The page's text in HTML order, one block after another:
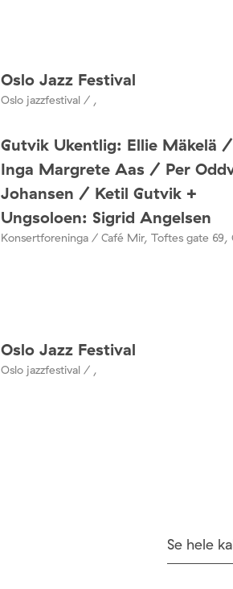
Oslo Jazz Festival
Oslo jazzfestival / ,
Gutvik Ukentlig: Ellie Mäkelä /
Inga Margrete Aas / Per
Johansen / Ketil Gutvik +
Ungsoloen: Sigrid Angelsen
Konsertforeninga / Café Mir, Toftes gate 69,
Oslo Jazz Festival
Oslo jazzfestival / ,
Se hele